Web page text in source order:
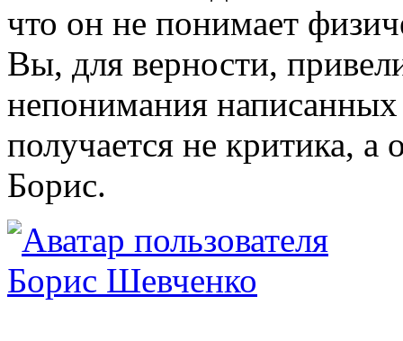
что он не понимает
Вы, для верности,
непонимания
получается не критика,
Борис.
Борис Шевченко